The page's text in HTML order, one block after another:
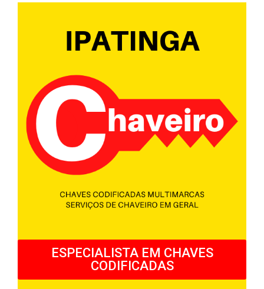
ESPECIALISTA EM CHAVES
CODIFICADAS